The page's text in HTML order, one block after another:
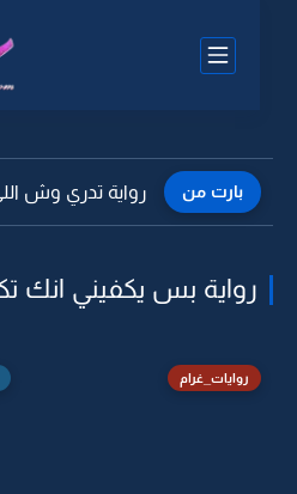
بارت من رواية تدري وش اللي
رواية بس يكفيني انك
روايات_غرام